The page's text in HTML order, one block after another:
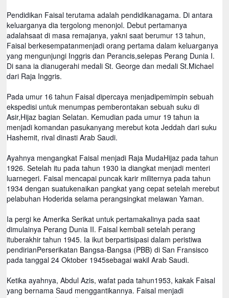
Pendidikan Faisal terutama adalah pendidikanagama. Di antara
keluarganya dia tergolong menonjol. Debut pertamanya
adalahsaat di masa remajanya, yakni saat berumur 13 tahun,
Faisal berkesempatanmenjadi orang pertama dalam keluarganya
yang mengunjungi Inggris dan Perancis,selepas Perang Dunia I.
Di sana ia dianugerahi medali St. George dan medali St.Michael
dari Raja Inggris.
Pada umur 16 tahun Faisal dipercaya menjadipemimpin sebuah
ekspedisi untuk menumpas pemberontakan sebuah suku di
Asir,Hijaz bagian Selatan. Kemudian pada umur 19 tahun ia
menjadi komandan pasukanyang merebut kota Jeddah dari suku
Hashemit, rival dinasti Arab Saudi.
Ayahnya mengangkat Faisal menjadi Raja MudaHijaz pada tahun
1926. Setelah itu pada tahun 1930 ia diangkat menjadi menteri
luarnegeri. Faisal mencapai puncak karir militernya pada tahun
1934 dengan suatukenaikan pangkat yang cepat setelah merebut
pelabuhan Hoderida selama perangsingkat melawan Yaman.
Ia pergi ke Amerika Serikat untuk pertamakalinya pada saat
dimulainya Perang Dunia II. Faisal kembali setelah perang
ituberakhir tahun 1945. Ia ikut berpartisipasi dalam peristiwa
pendirianPerserikatan Bangsa-Bangsa (PBB) di San Fransisco
pada tanggal 24 Oktober 1945sebagai wakil Arab Saudi.
Ketika ayahnya, Abdul Azis, wafat pada tahun1953, kakak Faisal
yang bernama Saud menggantikannya. Faisal menjadi